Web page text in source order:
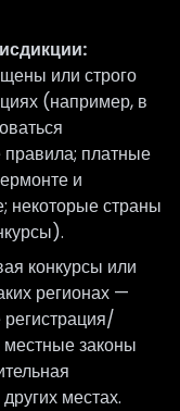
или строго
(например, в
правила; платные
и
некоторые страны
конкурсы или
регионах —
законы
местах.